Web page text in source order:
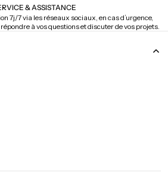
& ASSISTANCE
7j/7 via les réseaux sociaux, en cas d’urgence,
à vos questions et discuter de vos projets.